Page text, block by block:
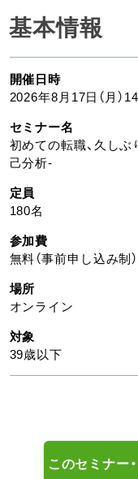
基本情報
開催日時
2026年8月17日（月）
セミナー名
初めての転職、久し
己分析-
定員
180名
参加費
無料（事前申し込み制）
場所
オンライン
対象
39歳以下
このセミナー